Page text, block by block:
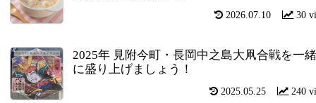
30
2026.07.10
2025年 見附今町・長岡中之島大凧合戦を一緒
に盛り上げましょう！
240
2025.05.25